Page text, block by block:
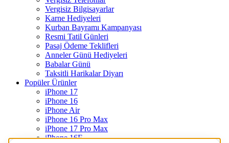
Vergisiz Bilgisayarlar
Karne Hediyeleri
Kurban Bayramı Kampanyası
Resmi Tatil Günleri
Pasaj Ödeme Teklifleri
Anneler Günü Hediyeleri
Babalar Günü
Taksitli Harikalar Diyarı
Popüler Ürünler
iPhone 17
iPhone 16
iPhone Air
iPhone 16 Pro Max
iPhone 17 Pro Max
iPhone 16E